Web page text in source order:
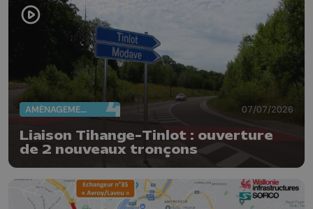
AMÉNAGEMENT DU TERRITOIRE 07/07/2026
Liaison Tihange-Tinlot : ouverture
de 2 nouveaux tronçons